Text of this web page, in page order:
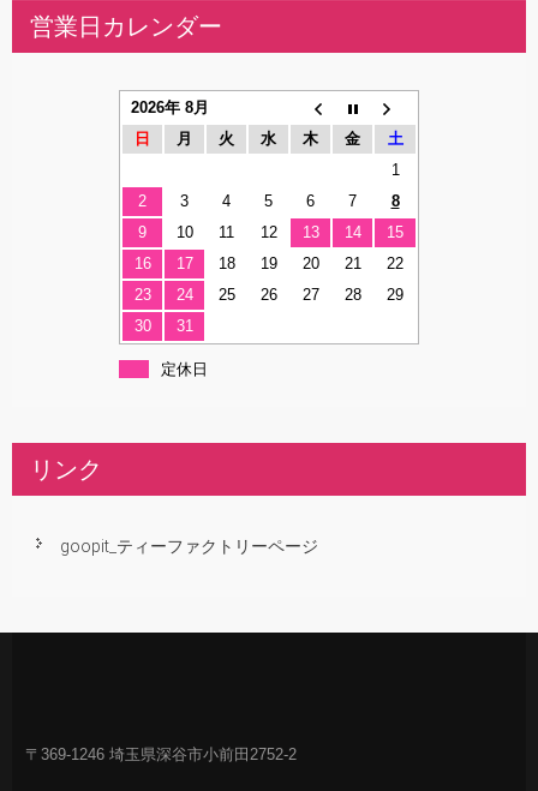
営業日カレンダー
2026年 8月
日
月 火 水 木 金
土
1
2
3 4 5 6 7
8
9
10 11 12 13 14
15
16
17 18 19 20 21
22
23
24 25 26 27 28
29
30
31
定休日
リンク
goopit_ティーファクトリーページ
〒369-1246 埼玉県深谷市小前田2752-2